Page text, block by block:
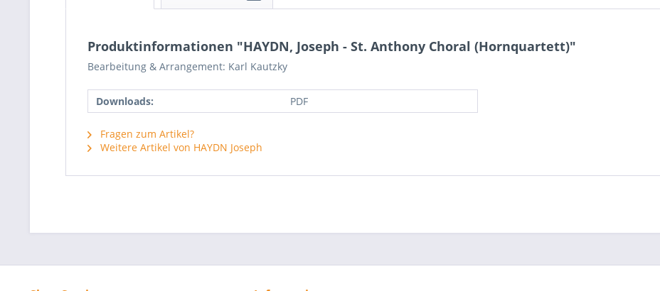
Produktinformationen "HAYDN, Joseph - St. Anthony Choral (Hornquartett)"
Bearbeitung & Arrangement: Karl Kautzky
Downloads: PDF
Fragen zum Artikel?
Weitere Artikel von HAYDN Joseph